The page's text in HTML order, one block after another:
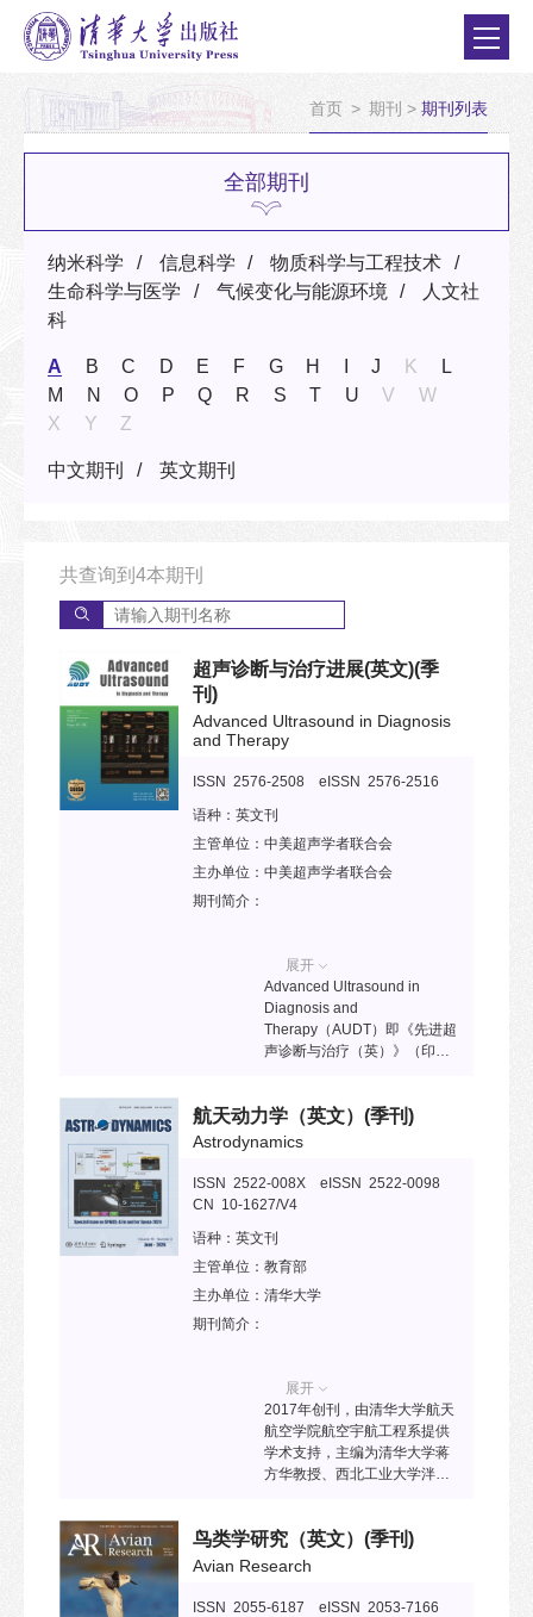
首页 > 期刊 > 期刊列表
全部期刊
纳米科学 信息科学
物质科学与工程技术
生命科学与医学
气候变化与能源环境
人文社
科
A B C D E F G H J K
L
M
N O P Q R S T U V
W
X
Y Z
中文期刊 英文期刊
共查询到 4本期刊
超声诊断与治疗进展(英文)(季
刊)
Advanced Ultrasound in Diagnosis
and Therapy
ISSN 2576-2508 eISSN 2576-2516
语种： 英文刊
主管单位： 中美超声学者联合会
主办单位： 中美超声学者联合会
期刊简介：
展开
Advanced Ultrasound in
Diagnosis and
Therapy（AUDT）即《先进超
声诊断与治疗（英）》（印刷
际化、开放获取的同行评审英
文期刊，专注于超声成像及其
涵盖基础科学研究和临床实践
领域。期刊于2017年创刊，为
DOAJ、Embase、EBSCO、
J-Gate、Europub、
PubScholar、SciOpen、ICI
World of Journals、Google
和0.77，显示出期刊影响因子
的快速增长趋势。预计其在
Web of Science的影响因子将
达5.157，H指数为9.77。
AUDT 重点关注超声成像及其
临床应用。期刊为放射科医
师、影像研究人员、技术专家
时也致力于为非放射科临床医
航天动力学（英文） (季刊)
Astrodynamics
ISSN 2522-008X eISSN 2522-0098
CN 10-1627/V4
语种： 英文刊
主管单位： 教育部
主办单位： 清华大学
期刊简介：
展开
2017年创刊，由清华大学航天
航空学院航空宇航工程系提供
学术支持，主编为清华大学蒋
方华教授、西北工业大学泮斌
力学领域的创新性研究成果，
推进航天动力学基础研究，推
技术的全面发展，打造国际领
鸟类学研究（英文） (季刊)
Avian Research
ISSN 2055-6187 eISSN 2053-7166